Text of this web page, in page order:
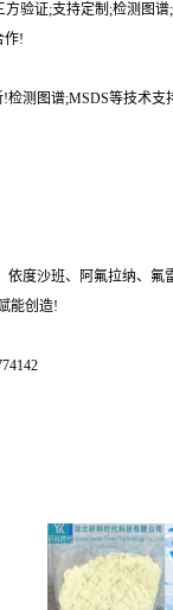
验证;支持定制;检测图
作!
检测图谱;MSDS等技术
依度沙班、阿氟拉纳、
能创造!